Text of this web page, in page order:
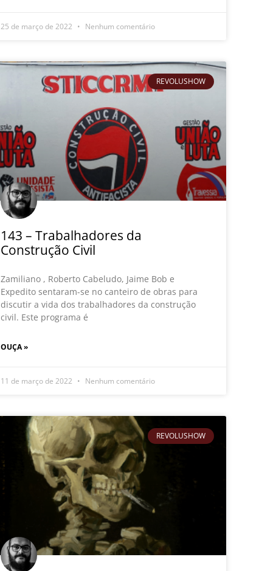
25 de março de 2022 Nenhum comentário
REVOLUSHOW
143 – Trabalhadores da
Construção Civil
Zamiliano , Roberto Cabeludo, Jaime Bob e
Expedito sentaram-se no canteiro de obras para
discutir a vida dos trabalhadores da construção
civil. Este programa é
OUÇA »
11 de março de 2022 Nenhum comentário
REVOLUSHOW